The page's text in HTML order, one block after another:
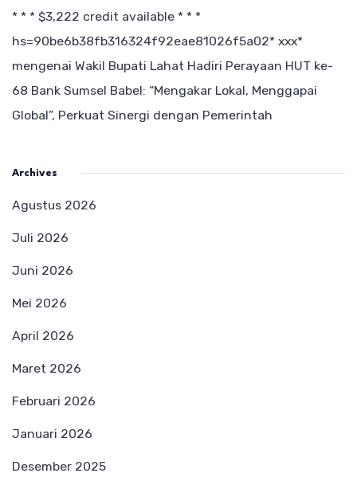
* * * $3,222 credit available * * *
hs=90be6b38fb316324f92eae81026f5a02* ххх*
mengenai Wakil Bupati Lahat Hadiri Perayaan HUT ke-
68 Bank Sumsel Babel: “Mengakar Lokal, Menggapai
Global”, Perkuat Sinergi dengan Pemerintah
Archives
Agustus 2026
Juli 2026
Juni 2026
Mei 2026
April 2026
Maret 2026
Februari 2026
Januari 2026
Desember 2025